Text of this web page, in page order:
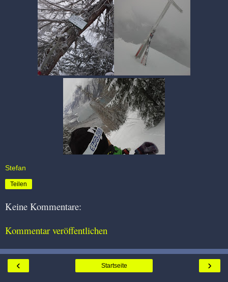
Stefan
Teilen
Keine Kommentare:
Kommentar veröffentlichen
‹ ›
Startseite